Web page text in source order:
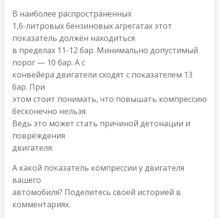
В наиболее распространенных
1,6-литровых бензиновых агрегатах этот
показатель должен находиться
в пределах 11-12 бар. Минимально допустимый
порог — 10 бар. А с
конвейера двигатели сходят с показателем 13
бар. При
этом стоит понимать, что повышать компрессию
бесконечно нельзя.
Ведь это может стать причиной детонации и
повреждения
двигателя.
А какой показатель компрессии у двигателя
вашего
автомобиля? Поделитесь своей историей в
комментариях.